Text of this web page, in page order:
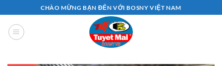
qua
nội
dung
CHÀO MỪNG BẠN ĐẾN VỚI BOSNY VIỆT NAM